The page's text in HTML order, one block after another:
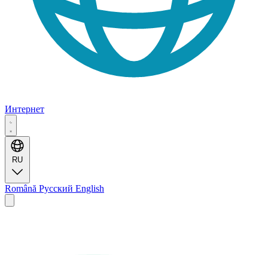
Интернет
RU
Română Русский English